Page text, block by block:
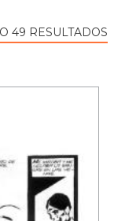
49 RESULTADOS